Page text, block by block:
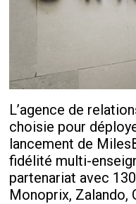
L’agence de
choisie pour
lancement de
fidélité multi-
partenariat avec
Monoprix, Zalando,